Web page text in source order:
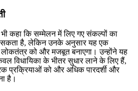
कहा कि सम्मेलन में लिए गए संकल्पों का
सकता है, लेकिन उनके अनुसार यह एक
को और मजबूत बनाएगा। उन्होंने यह
विधायिका के भीतर सुधार लाने के लिए हैं,
प्रक्रियाओं को और अधिक पारदर्शी और
है।